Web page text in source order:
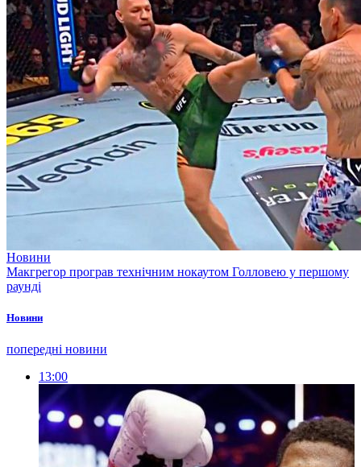
Новини
Макгрегор програв технічним нокаутом Голловею у першому
раунді
Новини
попередні новини
13:00